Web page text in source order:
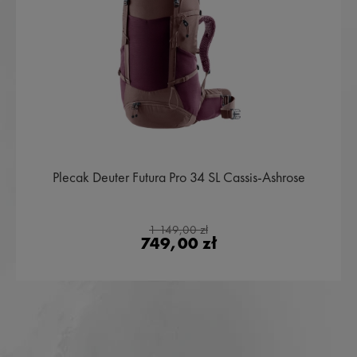
Plecak Deuter Futura Pro 34 SL Cassis-Ashrose
1 149,00 zł
749,00 zł